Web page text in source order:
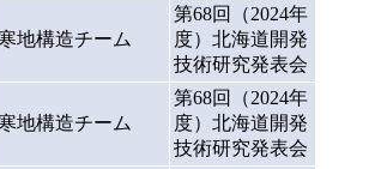
寒地構造チーム
第68回（2024年
度）北海道開発
技術研究発表会
寒地構造チーム
第68回（2024年
度）北海道開発
技術研究発表会